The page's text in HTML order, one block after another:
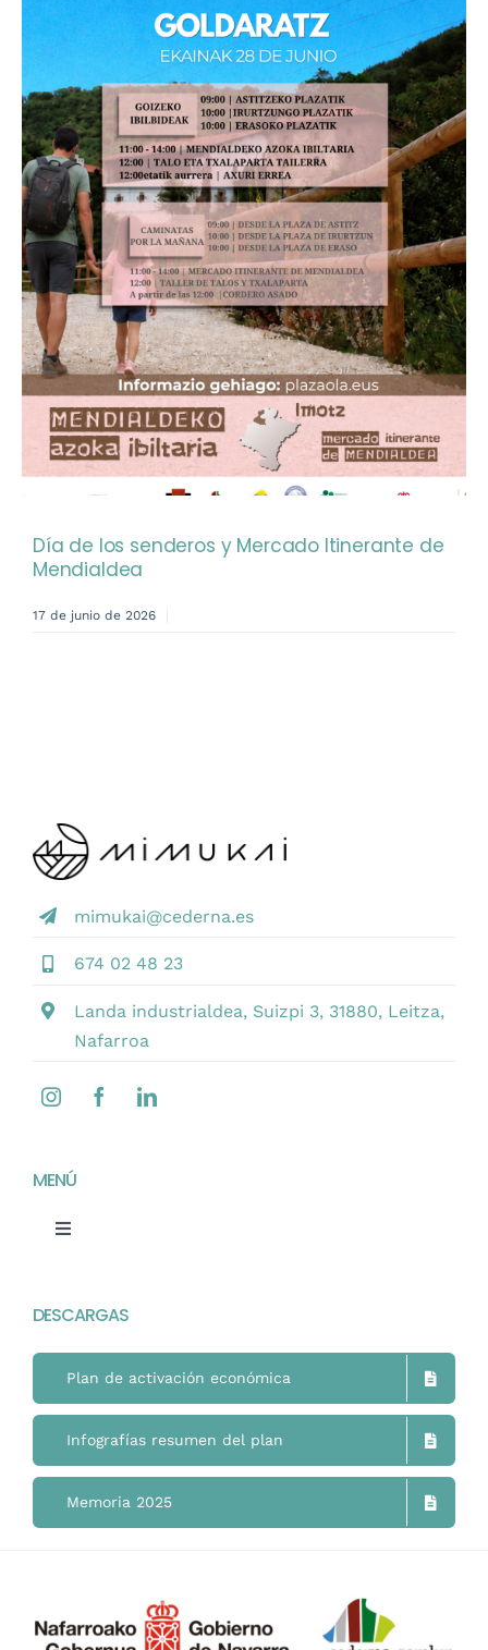
Día de los senderos y Mercado Itinerante de
Mendialdea
17 de junio de 2026
mimukai@cederna.es
674 02 48 23
Landa industrialdea, Suizpi 3, 31880, Leitza,
Nafarroa
MENÚ
Toggle
Mimukai
El Centro
La Comunidad
Actualidad
DESCARGAS
Plan de activación económica
Infografías resumen del plan
Memoria 2025